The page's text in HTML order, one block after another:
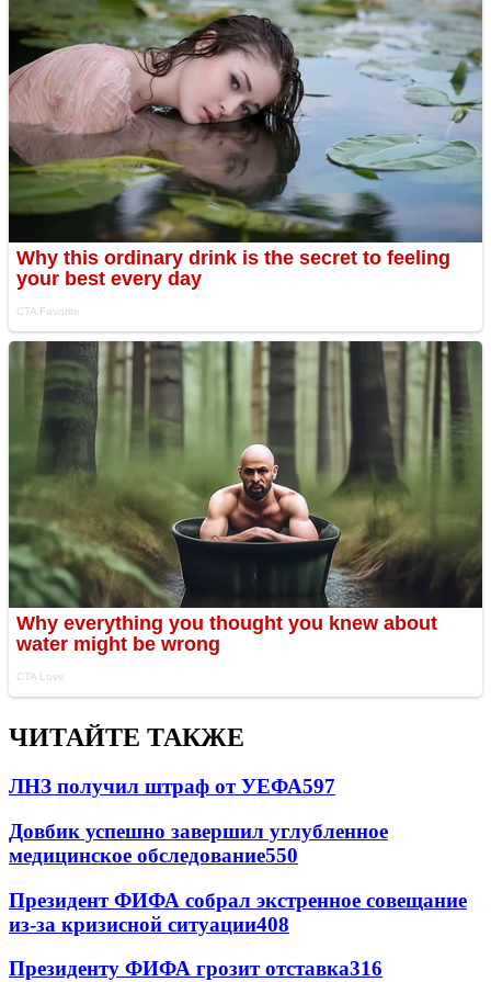
ЧИТАЙТЕ ТАКЖЕ
ЛНЗ получил штраф от УЕФА597
Довбик успешно завершил углубленное
медицинское обследование550
Президент ФИФА собрал экстренное совещание
из-за кризисной ситуации408
Президенту ФИФА грозит отставка316